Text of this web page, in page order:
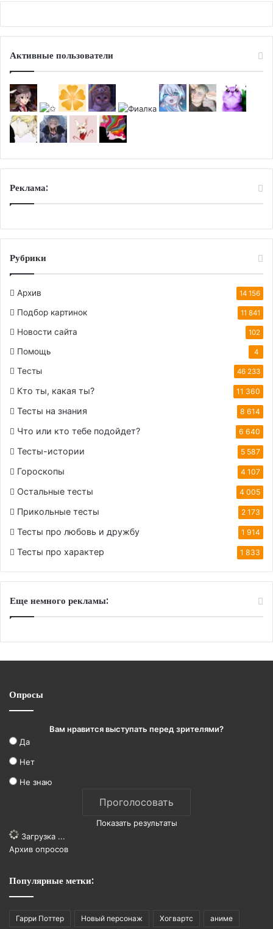
Активные пользователи
Реклама:
Рубрики
Архив 14 156
Подбор картинок 11 841
Новости сайта 102
Помощь 4
Тесты 46 233
Кто ты, какая ты? 11 360
Тесты на знания 8 614
Что или кто тебе подойдет? 6 640
Тесты-истории 5 587
Гороскопы 4 107
Остальные тесты 4 005
Прикольные тесты 2 173
Тесты про любовь и дружбу 1 914
Тесты про характер 1 833
Еще немного рекламы:
Опросы
Вам нравится выступать перед зрителями?
Да
Нет
Не знаю
Показать результаты
Загрузка ...
Архив опросов
Популярные метки:
Гарри Поттер Новый персонаж Хогвартс аниме